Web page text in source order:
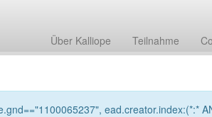
Über Kalliope Teilnahme
ead.creator.index:(*:*